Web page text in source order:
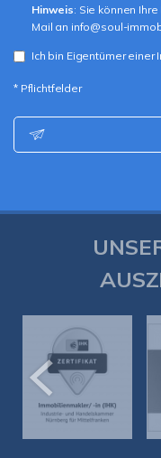
Hinweis: Sie können
Mail an info@soul-
Ich bin Eigentümer einer
* Pflichtfelder